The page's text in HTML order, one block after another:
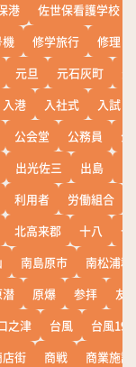
港
佐世保看護学校
修学旅行
修理
元旦 元石灰町
入港 入社式
入試
公会堂 公務員
公
出光佐三 出島
利用者 労働組合
北高来郡 十八
十
南島原市
南松浦郡
潜 原爆 参拝
友
之津 台風
台風19
店街 商戦
商業施設